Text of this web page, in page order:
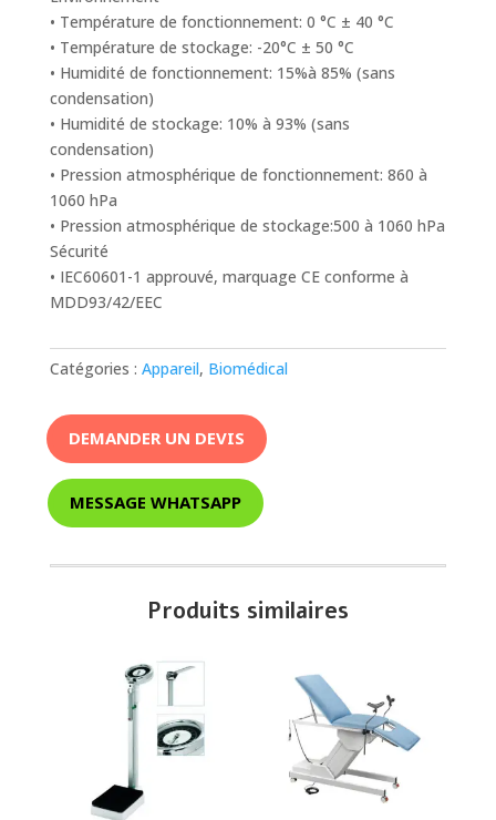
• Température de fonctionnement: 0 °C ± 40 °C
• Température de stockage: -20°C ± 50 °C
• Humidité de fonctionnement: 15%à 85% (sans
condensation)
• Humidité de stockage: 10% à 93% (sans
condensation)
• Pression atmosphérique de fonctionnement: 860 à
1060 hPa
• Pression atmosphérique de stockage:500 à 1060 hPa
Sécurité
• IEC60601-1 approuvé, marquage CE conforme à
MDD93/42/EEC
Catégories : Appareil, Biomédical
DEMANDER UN DEVIS
MESSAGE WHATSAPP
Produits similaires